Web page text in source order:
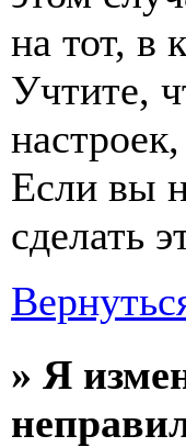
на тот, в
Учтите,
Если вы
сделать
» Я